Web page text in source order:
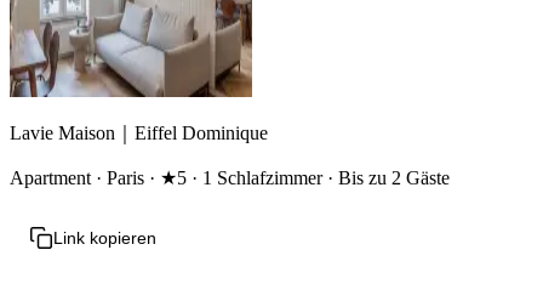
Lavie Maison｜Eiffel Dominique
Apartment · Paris · ★5 · 1 Schlafzimmer · Bis zu 2 Gäste
Link kopieren